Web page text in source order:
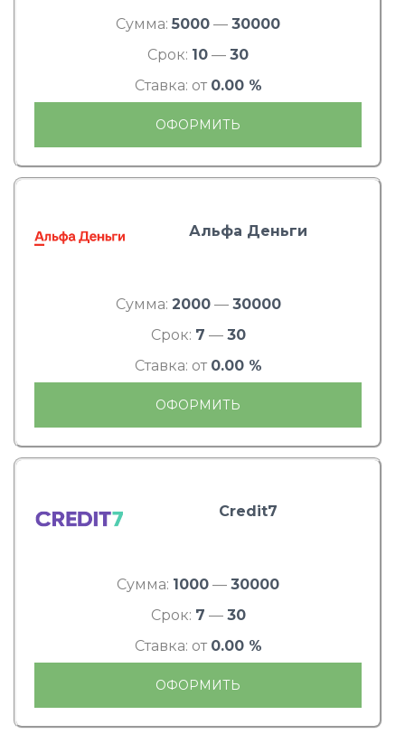
Сумма: 5000 — 30000
Срок: 10 — 30
Ставка: от 0.00 %
ОФОРМИТЬ
Альфа Деньги
Сумма: 2000— 30000
Срок: 7 — 30
Ставка: от 0.00 %
ОФОРМИТЬ
Credit7
Сумма: 1000 — 30000
Срок: 7 — 30
Ставка: от 0.00 %
ОФОРМИТЬ